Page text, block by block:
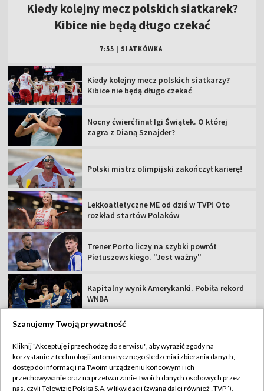
Kiedy kolejny mecz polskich siatkarek?
Kibice nie będą długo czekać
7:55 SIATKÓWKA
Kiedy kolejny mecz polskich siatkarzy?
Kibice nie będą długo czekać
Nocny ćwierćfinał Igi Świątek. O której
zagra z Dianą Sznajder?
Polski mistrz olimpijski zakończył karierę!
Lekkoatletyczne ME od dziś w TVP! Oto
rozkład startów Polaków
Trener Porto liczy na szybki powrót
Pietuszewskiego. "Jest ważny"
Kapitalny wynik Amerykanki. Pobiła rekord
WNBA
TVP
Abonament TVP
Regulamin TVP
Szanujemy Twoją prywatność
Kliknij "Akceptuję i przechodzę do serwisu", aby wyrazić zgody na
korzystanie z technologii automatycznego śledzenia i zbierania danych,
dostęp do informacji na Twoim urządzeniu końcowym i ich
przechowywanie oraz na przetwarzanie Twoich danych osobowych przez
nas, czyli Telewizję Polską S.A. w likwidacji (zwaną dalej również „TVP”),